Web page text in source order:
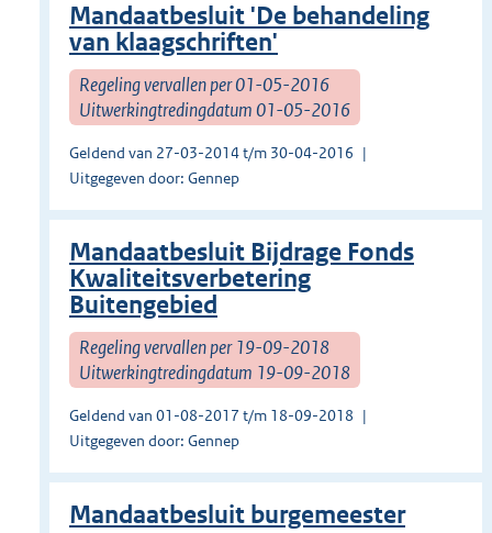
Mandaatbesluit 'De behandeling
van klaagschriften'
Regeling vervallen per 01-05-2016
Uitwerkingtredingdatum 01-05-2016
Geldend van 27-03-2014 t/m 30-04-2016
Uitgegeven door: Gennep
Mandaatbesluit Bijdrage Fonds
Kwaliteitsverbetering
Buitengebied
Regeling vervallen per 19-09-2018
Uitwerkingtredingdatum 19-09-2018
Geldend van 01-08-2017 t/m 18-09-2018
Uitgegeven door: Gennep
Mandaatbesluit burgemeester